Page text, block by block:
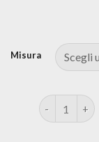
Misura
mango